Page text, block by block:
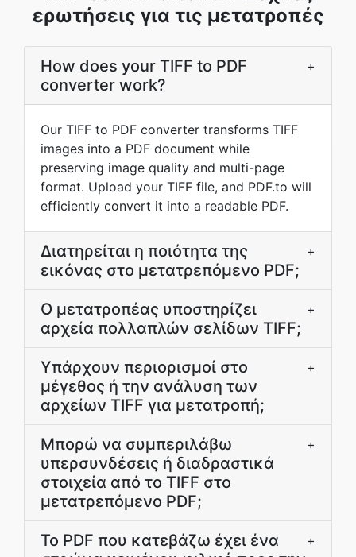
ερωτήσεις για τις μετατροπές
How does your TIFF to PDF
converter work?
+
Our TIFF to PDF converter transforms TIFF
images into a PDF document while
preserving image quality and multi-page
format. Upload your TIFF file, and PDF.to will
efficiently convert it into a readable PDF.
Διατηρείται η ποιότητα της
εικόνας στο μετατρεπόμενο PDF;
+
Ο μετατροπέας υποστηρίζει
αρχεία πολλαπλών σελίδων TIFF;
+
Υπάρχουν περιορισμοί στο
μέγεθος ή την ανάλυση των
αρχείων TIFF για μετατροπή;
+
Μπορώ να συμπεριλάβω
υπερσυνδέσεις ή διαδραστικά
στοιχεία από το TIFF στο
μετατρεπόμενο PDF;
+
Το PDF που κατεβάζω έχει ένα
+